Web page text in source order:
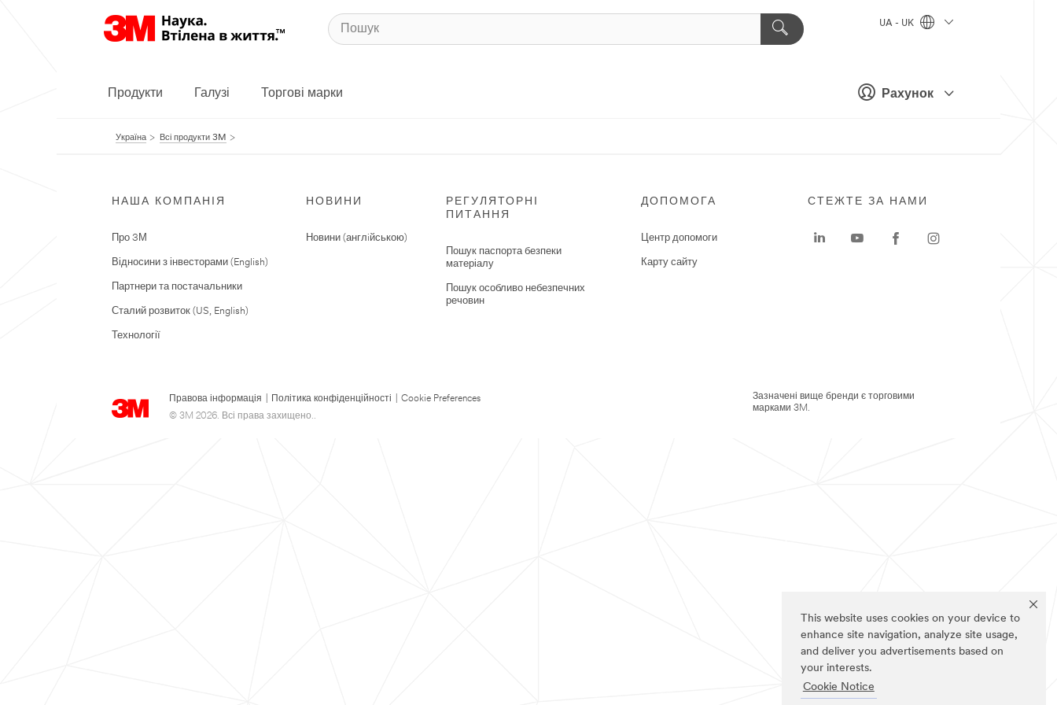
This website uses cookies on your device to
enhance site navigation, analyze site usage,
and deliver you advertisements based on
your interests.
Cookie Notice
Рахунок
UA - UK
Продукти Галузі Торгові марки
Україна Всі продукти 3M
НАША КОМПАНІЯ
Про 3М
Відносини з інвесторами (English)
Партнери та постачальники
Сталий розвиток (US, English)
Технології
НОВИНИ
Новини (англiйською)
РЕГУЛЯТОРНІ
ПИТАННЯ
Пошук паспорта безпеки
матеріалу
Пошук особливо небезпечних
речовин
ДОПОМОГА
Центр допомоги
Карту сайту
Правова інформація Політика конфіденційності
Cookie Preferences
© 3M 2026. Всі права захищено..
СТЕЖТЕ ЗА НАМИ
Зазначені вище бренди є торговими
марками 3M.